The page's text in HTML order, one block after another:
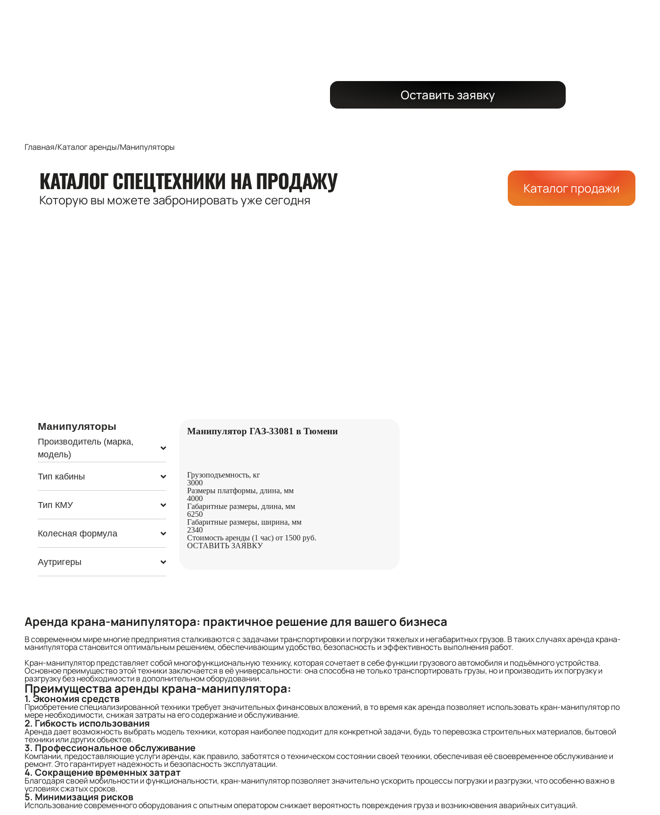
Оставить заявку
Главная/Каталог аренды/Манипуляторы
КАТАЛОГ СПЕЦТЕХНИКИ НА ПРОДАЖУ
Которую вы можете забронироватьуже сегодня
Каталог продажи
Манипуляторы
Производитель (марка,
модель)
Тип кабины
Тип КМУ
Колесная формула
Аутригеры
Манипулятор ГАЗ-33081 в Тюмени
Грузоподъемность, кг
3000
Размеры платформы, длина, мм
4000
Габаритные размеры, длина, мм
6250
Габаритные размеры, ширина, мм
2340
Стоимость аренды (1 час) от 1500 руб.
ОСТАВИТЬ ЗАЯВКУ
Аренда крана-манипулятора: практичное решение для вашего бизнеса
В современном мире многие предприятия сталкиваются с задачами транспортировки и погрузки тяжелых и негабаритных грузов. В таких случаях аренда крана-
манипулятора становится оптимальным решением, обеспечивающим удобство, безопасность и эффективность выполнения работ.
Кран-манипулятор представляет собой многофункциональную технику, которая сочетает в себе функции грузового автомобиля и подъёмного устройства.
Основное преимущество этой техники заключается в её универсальности: она способна не только транспортировать грузы, но и производить их погрузку и
разгрузку без необходимости в дополнительном оборудовании.
Преимущества аренды крана-манипулятора:
1. Экономия средств
Приобретение специализированной техники требует значительных финансовых вложений, в то время как аренда позволяет использовать кран-манипулятор по
мере необходимости, снижая затраты на его содержание и обслуживание.
2. Гибкость использования
Аренда дает возможность выбрать модель техники, которая наиболее подходит для конкретной задачи, будь то перевозка строительных материалов, бытовой
техники или других объектов.
3. Профессиональное обслуживание
Компании, предоставляющие услуги аренды, как правило, заботятся о техническом состоянии своей техники, обеспечивая её своевременное обслуживание и
ремонт. Это гарантирует надежность и безопасность эксплуатации.
4. Сокращение временных затрат
Благодаря своей мобильности и функциональности, кран-манипулятор позволяет значительно ускорить процессы погрузки и разгрузки, что особенно важно в
условиях сжатых сроков.
5. Минимизация рисков
Использование современного оборудования с опытным оператором снижает вероятность повреждения груза и возникновения аварийных ситуаций.